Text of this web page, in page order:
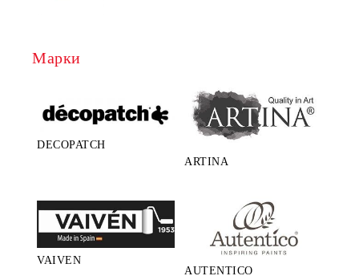
Марки
DECOPATCH
ARTINA
VAIVEN
AUTENTICO